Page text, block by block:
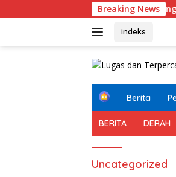
ke
Breaking News
Tugas Dan Tanggung Jawab,Apu
Indeks
H
m
e
Berita
BERITA DERAH
Uncategorized